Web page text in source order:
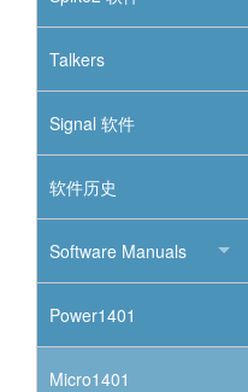
Talkers
Signal 软件
软件历史
Software Manuals
Power1401
Micro1401